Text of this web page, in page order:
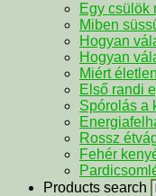
Egy csülök
Miben
Hogyan
Hogyan
Miért
Első randi
Spórolás a
Rossz
Fehér
Products search